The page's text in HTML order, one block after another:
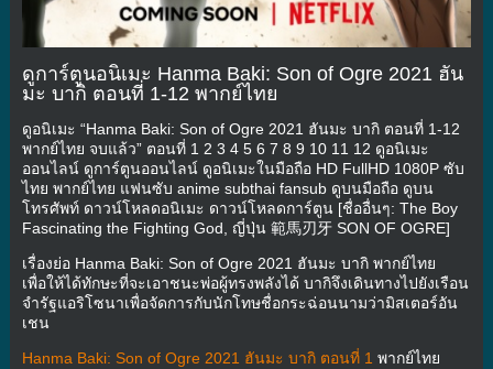
ดูการ์ตูนอนิเมะ Hanma Baki: Son of Ogre 2021 ฮัน
มะ บากิ ตอนที่ 1-12 พากย์ไทย
ดูอนิเมะ “Hanma Baki: Son of Ogre 2021 ฮันมะ บากิ ตอนที่ 1-12
พากย์ไทย จบแล้ว” ตอนที่ 1 2 3 4 5 6 7 8 9 10 11 12 ดูอนิเมะ
ออนไลน์ ดูการ์ตูนออนไลน์ ดูอนิเมะในมือถือ HD FullHD 1080P ซับ
ไทย พากย์ไทย แฟนซับ anime subthai fansub ดูบนมือถือ ดูบน
โทรศัพท์ ดาวน์โหลดอนิเมะ ดาวน์โหลดการ์ตูน [ชื่ออื่นๆ: The Boy
Fascinating the Fighting God, ญี่ปุ่น 範馬刃牙 SON OF OGRE]
เรื่องย่อ Hanma Baki: Son of Ogre 2021 ฮันมะ บากิ พากย์ไทย
เพื่อให้ได้ทักษะที่จะเอาชนะพ่อผู้ทรงพลังได้ บากิจึงเดินทางไปยังเรือน
จำรัฐแอริโซนาเพื่อจัดการกับนักโทษชื่อกระฉ่อนนามว่ามิสเตอร์อัน
เชน
Hanma Baki: Son of Ogre 2021 ฮันมะ บากิ ตอนที่ 1 พากย์ไทย